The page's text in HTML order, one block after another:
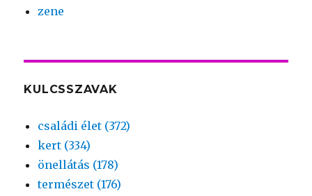
zene
KULCSSZAVAK
családi élet (372)
kert (334)
önellátás (178)
természet (176)